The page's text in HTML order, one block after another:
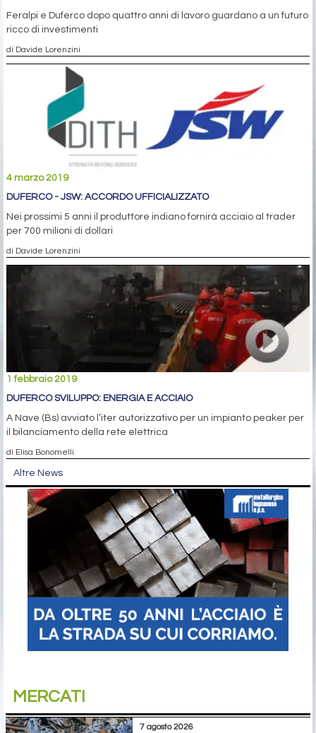
Feralpi e Duferco dopo quattro anni di lavoro guardano a un futuro
ricco di investimenti
di Davide Lorenzini
4 marzo 2019
DUFERCO - JSW: ACCORDO UFFICIALIZZATO
Nei prossimi 5 anni il produttore indiano fornirà acciaio al trader
per 700 milioni di dollari
di Davide Lorenzini
1 febbraio 2019
DUFERCO SVILUPPO: ENERGIA E ACCIAIO
A Nave (Bs) avviato l’iter autorizzativo per un impianto peaker per
il bilanciamento della rete elettrica
di Elisa Bonomelli
Altre News
MERCATI
7 agosto 2026